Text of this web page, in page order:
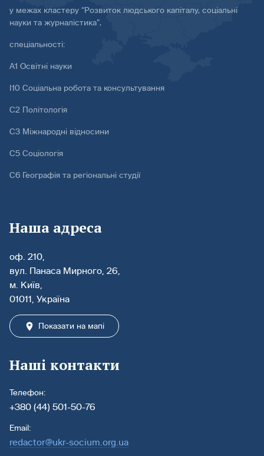
у межах кластеру “Розвиток людського капіталу, соціальні
науки та журналістика”,
спеціальності:
А1 Освітні науки
І10 Соціальна робота та консультування
С2 Політологія
С3 Міжнародні відносини
С5 Соціологія
С6 Географія та регіональні студії
Наша адреса
оф. 210,
вул. Панаса Мирного, 26,
м. Київ,
01011, Україна
Показати на мапі
Наші контакти
Телефон:
+380 (44) 501-50-76
Email:
redactor@ukr-socium.org.ua